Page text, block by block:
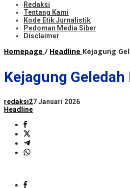
Redaksi
Tentang Kami
Kode Etik Jurnalistik
Pedoman Media Siber
Disclaimer
Homepage / Headline Kejagung
Kejagung
redaksi27 Januari 2026
Headline